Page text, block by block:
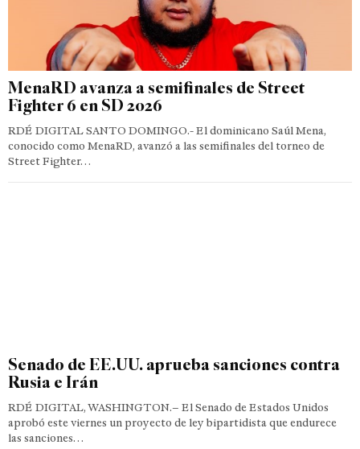
MenaRD avanza a semifinales de Street
Fighter 6 en SD 2026
RDÉ DIGITAL SANTO DOMINGO.- El dominicano Saúl Mena,
conocido como MenaRD, avanzó a las semifinales del torneo de
Street Fighter…
Senado de EE.UU. aprueba sanciones contra
Rusia e Irán
RDÉ DIGITAL, WASHINGTON.– El Senado de Estados Unidos
aprobó este viernes un proyecto de ley bipartidista que endurece
las sanciones…